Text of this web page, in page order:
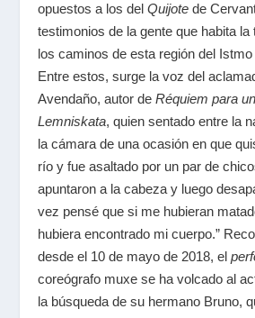
opuestos a los delQuijote de
testimonios de la gente que habita
los caminos de esta región del Istmo
Entre estos, surge la voz del
Avendaño, autor deRéquiem para
Lemniskata, quien sentado entre la
la cámara de una ocasión en que
río y fue asaltado por un par de
apuntaron a la cabeza y luego
vez pensé que si me hubieran
hubiera encontrado mi cuerpo.”
desde el 10 de mayo de 2018, el
coreógrafo muxe se ha volcado al
la búsqueda de su hermano Bruno,